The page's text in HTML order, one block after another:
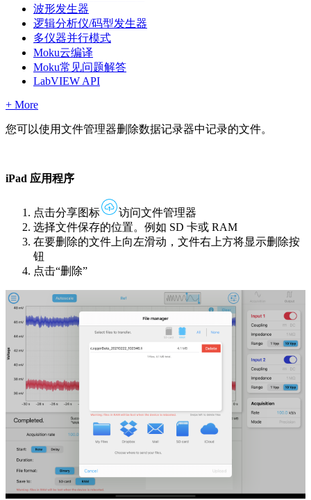
波形发生器
逻辑分析仪/码型发生器
多仪器并行模式
Moku云编译
Moku常见问题解答
LabVIEW API
+ More
您可以使用文件管理器删除数据记录器中记录的文件。
iPad 应用程序
点击分享图标
访问文件管理器
选择文件保存的位置。例如 SD 卡或 RAM
在要删除的文件上向左滑动，文件右上方将显示删除按
钮
点击“删除”